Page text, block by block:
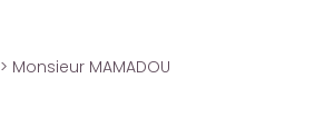
> Monsieur MAMADOU